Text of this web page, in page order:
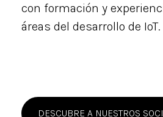
con formación y
áreas del desarrollo de IoT.
DESCUBRE A NUESTROS